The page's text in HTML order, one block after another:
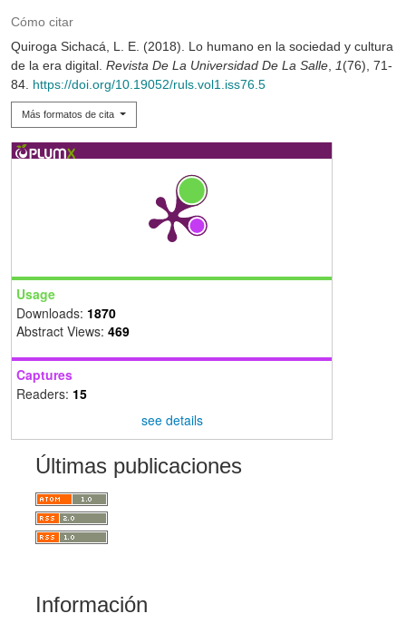
Cómo citar
Quiroga Sichacá, L. E. (2018). Lo humano en la sociedad y cultura
de la era digital. Revista De La Universidad De La Salle 1(76), 71-
84. https://doi.org/10.19052/ruls.vol1.iss76.5
Más formatos de cita
Usage
Downloads: 1870
Abstract Views: 469
Captures
Readers: 15
see details
Últimas publicaciones
Información